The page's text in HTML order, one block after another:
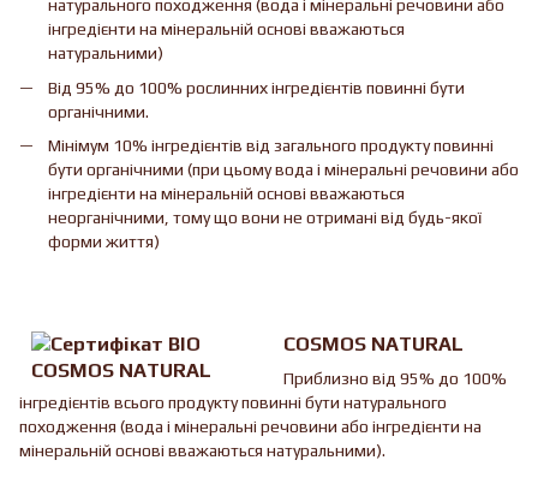
натурального походження (вода і мінеральні речовини або
інгредієнти на мінеральній основі вважаються
натуральними)
Від 95% до 100% рослинних інгредієнтів повинні бути
органічними.
Мінімум 10% інгредієнтів від загального продукту повинні
бути органічними (при цьому вода і мінеральні речовини або
інгредієнти на мінеральній основі вважаються
неорганічними, тому що вони не отримані від будь-якої
форми життя)
COSMOS NATURAL
Приблизно від 95% до 100%
інгредієнтів всього продукту повинні бути натурального
походження (вода і мінеральні речовини або інгредієнти на
мінеральній основі вважаються натуральними).